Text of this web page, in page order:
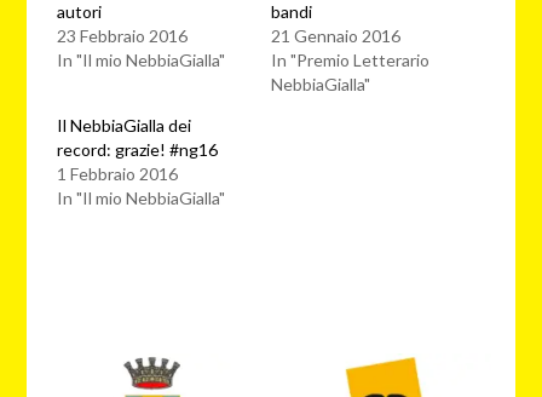
autori
23 Febbraio 2016
In "Il mio NebbiaGialla"
bandi
21 Gennaio 2016
In "Premio Letterario
NebbiaGialla"
Il NebbiaGialla dei
record: grazie! #ng16
1 Febbraio 2016
In "Il mio NebbiaGialla"